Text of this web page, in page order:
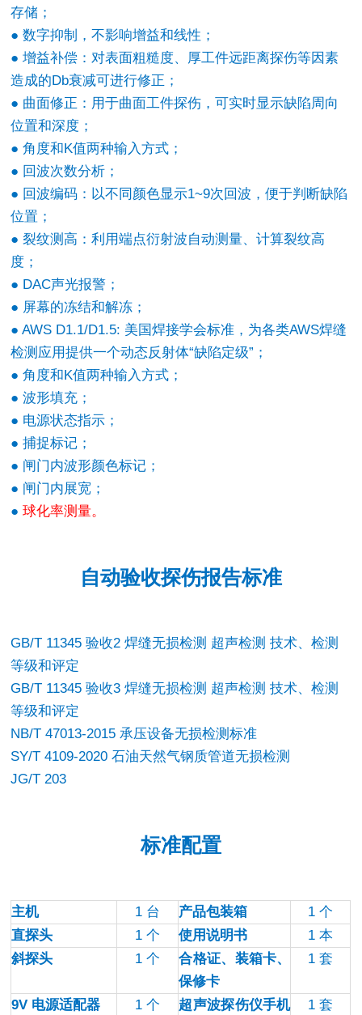
存储；
● 数字抑制，不影响增益和线性；
● 增益补偿：对表面粗糙度、厚工件远距离探伤等因素
造成的Db衰减可进行修正；
● 曲面修正：用于曲面工件探伤，可实时显示缺陷周向
位置和深度；
● 角度和K值两种输入方式；
● 回波次数分析；
● 回波编码：以不同颜色显示1~9次回波，便于判断缺陷
位置；
● 裂纹测高：利用端点衍射波自动测量、计算裂纹高
度；
● DAC声光报警；
● 屏幕的冻结和解冻；
● AWS D1.1/D1.5: 美国焊接学会标准，为各类AWS焊缝
检测应用提供一个动态反射体“缺陷定级”；
● 角度和K值两种输入方式；
● 波形填充；
● 电源状态指示；
● 捕捉标记；
● 闸门内波形颜色标记；
● 闸门内展宽；
●球化率测量。
自动验收探伤报告标准
GB/T 11345验收2 焊缝无损检测 超声检测 技术、检测
等级和评定
GB/T 11345验收3 焊缝无损检测 超声检测 技术、检测
等级和评定
NB/T 47013-2015 承压设备无损检测标准
SY/T 4109-2020石油天然气钢质管道无损检测
JG/T 203
标准配置
主机 1 台 产品包装箱 1个
直探头
1个 使用说明书 1本
斜探头
1个
合格证、装箱卡、
保修卡
1套
9V 电源适配器 1个
超声波探伤仪手机
1套